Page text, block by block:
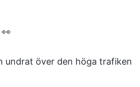
👀
undrat över den höga trafiken